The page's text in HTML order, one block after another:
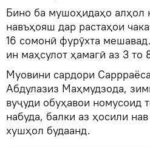
Бино ба мушоҳидаҳо алҳол
навъҳояш дар растаҳои
16 сомонӣ фурӯхта
ин маҳсулот ҳамагӣ аз 3 то
Муовини сардори
Абдулазиз Маҳмудзода,
вуҷуди обуҳавои номусоид
набуда, балки аз ҳосили
хушҳол будаанд.